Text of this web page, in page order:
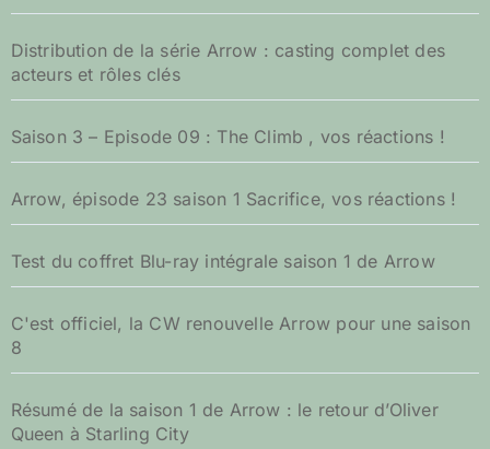
Distribution de la série Arrow : casting complet des
acteurs et rôles clés
Saison 3 – Episode 09 : The Climb , vos réactions !
Arrow, épisode 23 saison 1 Sacrifice, vos réactions !
Test du coffret Blu-ray intégrale saison 1 de Arrow
C'est officiel, la CW renouvelle Arrow pour une saison
8
Résumé de la saison 1 de Arrow : le retour d’Oliver
Queen à Starling City